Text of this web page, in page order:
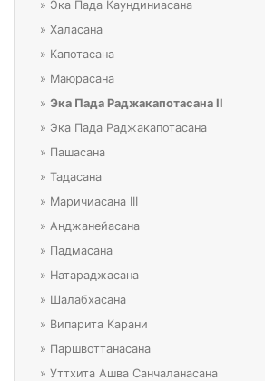
» Эка Пада Каундиниасана
» Халасана
» Капотасана
» Маюрасана
» Эка Пада Раджакапотасана II
» Эка Пада Раджакапотасана
» Пашасана
» Тадасана
» Маричиасана III
» Анджанейасана
» Падмасана
» Натараджасана
» Шалабхасана
» Випарита Карани
» Паршвоттанасана
» Уттхита Ашва Санчаланасана